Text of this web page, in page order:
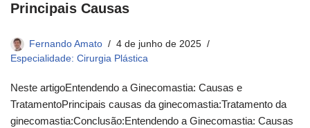
Principais Causas
Fernando Amato
4 de junho de 2025
Especialidade: Cirurgia Plástica
Neste artigoEntendendo a Ginecomastia: Causas e
TratamentoPrincipais causas da ginecomastia:Tratamento da
ginecomastia:Conclusão:Entendendo a Ginecomastia: Causas